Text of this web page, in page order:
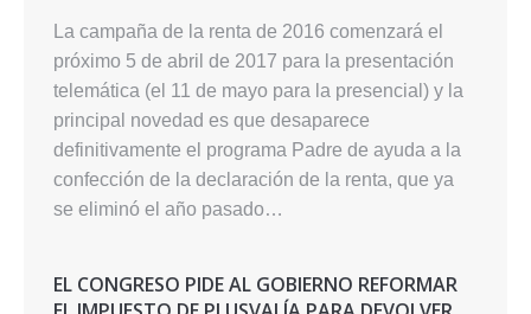
La campaña de la renta de 2016 comenzará el
próximo 5 de abril de 2017 para la presentación
telemática (el 11 de mayo para la presencial) y la
principal novedad es que desaparece
definitivamente el programa Padre de ayuda a la
confección de la declaración de la renta, que ya
se eliminó el año pasado…
EL CONGRESO PIDE AL GOBIERNO REFORMAR